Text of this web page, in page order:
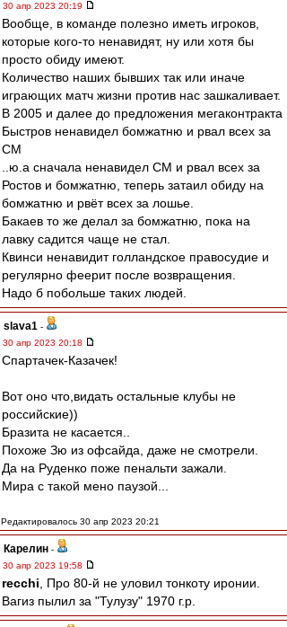
30 апр 2023 20:19
Вообще, в команде полезно иметь игроков,
которые кого-то ненавидят, ну или хотя бы
просто обиду имеют.
Количество наших бывших так или иначе
играющих матч жизни против нас зашкаливает.
В 2005 и далее до предложения мегаконтракта
Быстров ненавидел бомжатню и рвал всех за
СМ
..ю.а сначала ненавидел СМ и рвал всех за
Ростов и бомжатню, теперь затаил обиду на
бомжатню и рвёт всех за лошье.
Бакаев то же делал за бомжатню, пока на
лавку садится чаще не стал.
Квинси ненавидит голландское правосудие и
регулярно феерит после возвращения.
Надо б побольше таких людей.
slava1 -
30 апр 2023 20:18
Спартачек-Казачек!
Вот оно что,видать остальные клубы не
российские))
Бразита не касается..
Похоже Зю из офсайда, даже не смотрели.
Да на Руденко поже пенальти зажали.
Мира с такой мено паузой...
Редактировалось 30 апр 2023 20:21
Карелин -
30 апр 2023 19:58
recchi , Про 80-й не уловил тонкоту иронии.
Вагиз пылил за "Тулузу" 1970 г.р.